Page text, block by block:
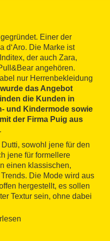
Einer der
d‘Aro. Die Marke ist
der auch Zara,
angehören.
nur Herrenbekleidung
das Angebot
die Kunden in
und Kindermode sowie
der Firma Puig aus
.
sowohl jene für den
jene für formellere
einen klassischen,
Die Mode wird aus
hergestellt, es sollen
Textur sein, ohne dabei
an ein ausgewähltes